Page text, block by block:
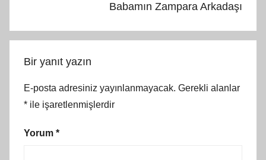
Babamın Zampara Arkadaşı
Bir yanıt yazın
E-posta adresiniz yayınlanmayacak. Gerekli alanlar
* ile işaretlenmişlerdir
Yorum *